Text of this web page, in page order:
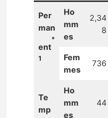
Per
man
ent
*
1
Ho
mm
es
2,34
8
Fem
mes
736
Te
mp
Ho
mm
es
44